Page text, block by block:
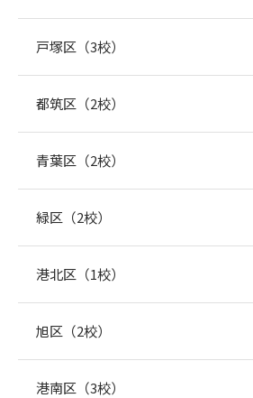
戸塚区（3校）
都筑区（2校）
青葉区（2校）
緑区（2校）
港北区（1校）
旭区（2校）
港南区（3校）